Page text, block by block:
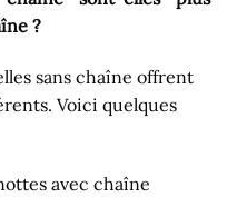
?
sans chaîne offrent
Voici quelques
avec chaîne